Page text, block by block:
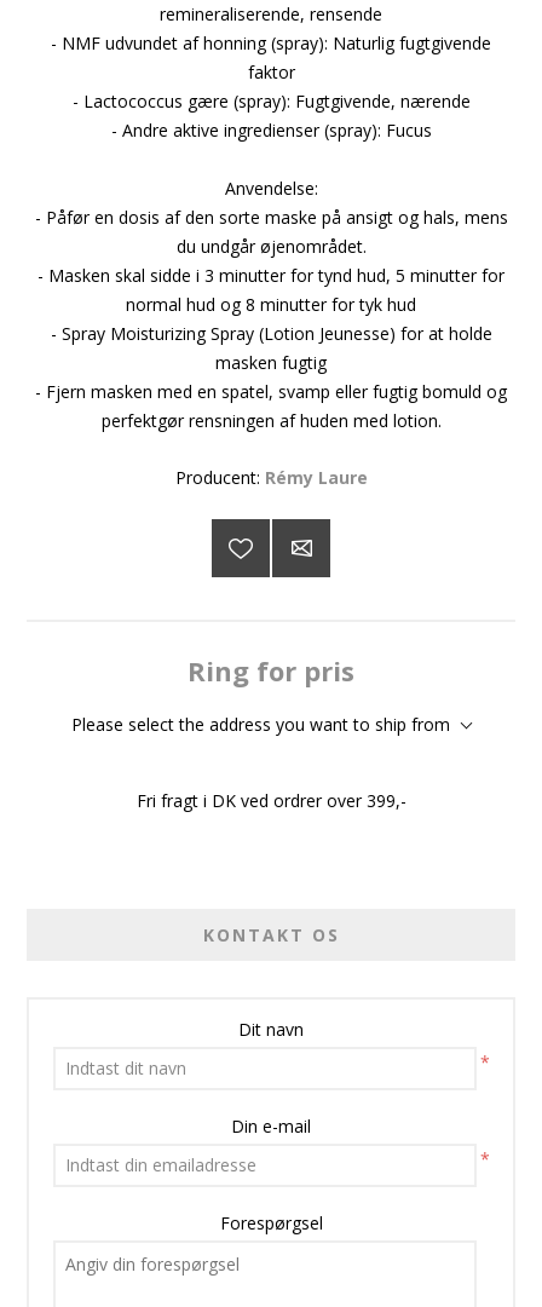
remineraliserende, rensende
- NMF udvundet af honning (spray): Naturlig fugtgivende
faktor
- Lactococcus gære (spray): Fugtgivende, nærende
- Andre aktive ingredienser (spray): Fucus
Anvendelse:
- Påfør en dosis af den sorte maske på ansigt og hals, mens
du undgår øjenområdet.
- Masken skal sidde i 3 minutter for tynd hud, 5 minutter for
normal hud og 8 minutter for tyk hud
- Spray Moisturizing Spray (Lotion Jeunesse) for at holde
masken fugtig
- Fjern masken med en spatel, svamp eller fugtig bomuld og
perfektgør rensningen af huden med lotion.
Producent: Rémy Laure
Ring for pris
Please select the address you want to ship from
Fri fragt i DK ved ordrer over 399,-
KONTAKT OS
Dit navn
*
Din e-mail
*
Forespørgsel